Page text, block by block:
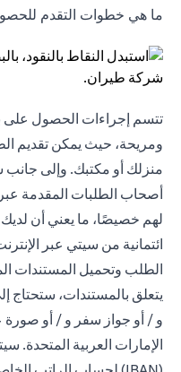
ما هي خطوات التقدم
تتسم إجراءات الحصول على
ومريحة، حيث يمكن تقديم
منزلك أو مكتبك. وإلى جانب
أصحاب الطلبات المقدمة
لهم خصيصًا، ما يعني أن
ائتمانية من سيتي عبر
الطلب وتحميل المستندات
يتعلق بالمستندات، ستحتاج
و / أو جواز سفر و / أو صورة
الإمارات العربية المتحدة.